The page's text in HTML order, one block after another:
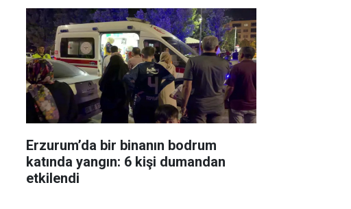
Erzurum’da bir binanın bodrum
katında yangın: 6 kişi dumandan
etkilendi